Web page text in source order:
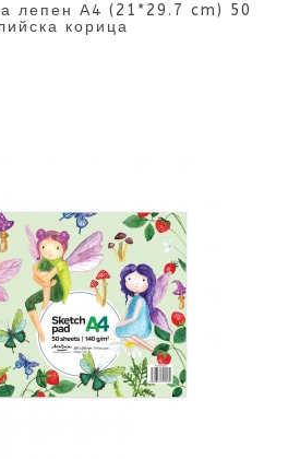
лепен А4 (21*29.7 cm) 50
корица